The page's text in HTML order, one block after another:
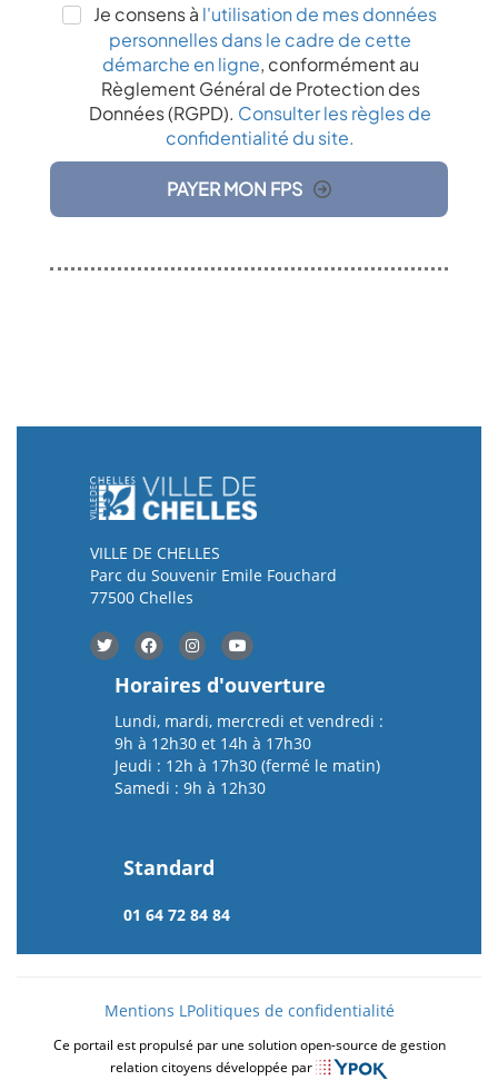
Je consens à l'utilisation de mes données
personnelles dans le cadre de cette
démarche en ligne, conformément au
Règlement Général de Protection des
Données (RGPD). Consulter les règles de
confidentialité du site.
PAYER MON FPS
VILLE DE CHELLES
Parc du Souvenir Emile Fouchard
77500 Chelles
Horaires d'ouverture
Lundi, mardi, mercredi et vendredi :
9h à 12h30 et 14h à 17h30
Jeudi : 12h à 17h30 (fermé le matin)
Samedi : 9h à 12h30
Standard
01 64 72 84 84
Mentions LPolitiques de confidentialité
Ce portail est propulsé par une solution open-source de gestion
relation citoyens développée par